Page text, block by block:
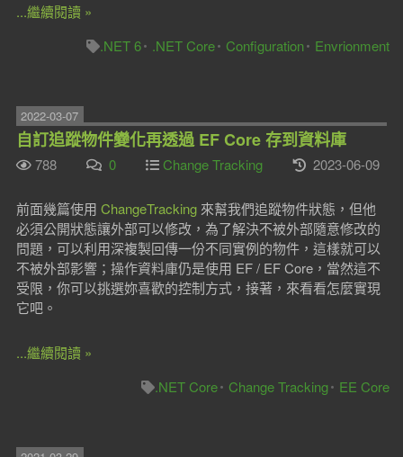
...繼續閱讀 »
.NET 6
.NET Core Configuration Envrionment
2022-03-07
自訂追蹤物件變化再透過 EF Core 存到資料庫
788 0 Change Tracking 2023-06-09
前面幾篇使用 ChangeTracking來幫我們追蹤物件狀態，但他
必須公開狀態讓外部可以修改，為了解決不被外部隨意修改的
問題，可以利用深複製回傳一份不同實例的物件，這樣就可以
不被外部影響；操作資料庫仍是使用 EF / EF Core，當然這不
受限，你可以挑選妳喜歡的控制方式，接著，來看看怎麼實現
它吧。
...繼續閱讀 »
.NET Core
Change Tracking EE Core